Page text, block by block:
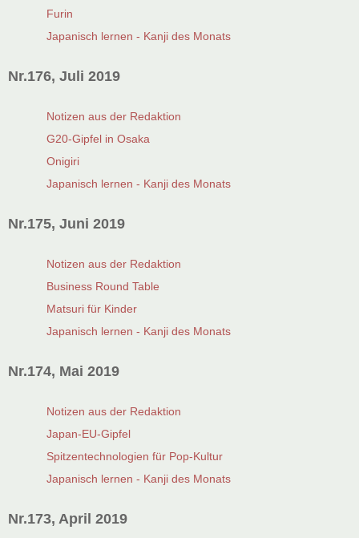
Furin
Japanisch lernen - Kanji des Monats
Nr.176, Juli 2019
Notizen aus der Redaktion
G20-Gipfel in Osaka
Onigiri
Japanisch lernen - Kanji des Monats
Nr.175, Juni 2019
Notizen aus der Redaktion
Business Round Table
Matsuri für Kinder
Japanisch lernen - Kanji des Monats
Nr.174, Mai 2019
Notizen aus der Redaktion
Japan-EU-Gipfel
Spitzentechnologien für Pop-Kultur
Japanisch lernen - Kanji des Monats
Nr.173, April 2019